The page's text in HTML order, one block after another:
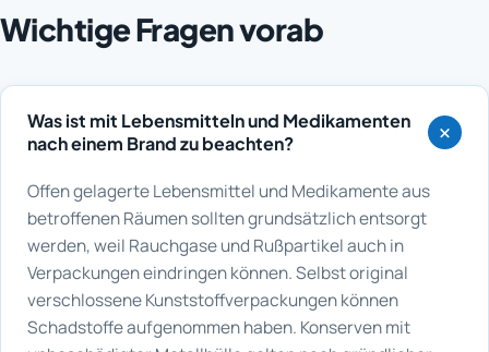
Wichtige Fragen vorab
Was ist mit Lebensmitteln und Medikamenten
nach einem Brand zu beachten?
Offen gelagerte Lebensmittel und Medikamente aus
betroffenen Räumen sollten grundsätzlich entsorgt
werden, weil Rauchgase und Rußpartikel auch in
Verpackungen eindringen können. Selbst original
verschlossene Kunststoffverpackungen können
Schadstoffe aufgenommen haben. Konserven mit